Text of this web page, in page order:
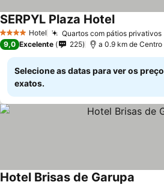
4 EstrelasHotel Quartos com pátios privativos
SERPYL Plaza Hotel
9,0 Excelente 225 a 0.9 km de
Selecione as datas para ver os
exatos.
Hotel Brisas de Garupa